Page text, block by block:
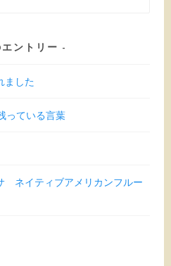
ントリー
ました
っている言葉
ネイティブアメリカンフルー